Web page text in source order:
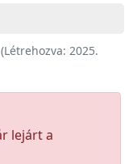
(Létrehozva: 2025.
lejárt a